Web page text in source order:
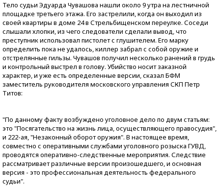
Тело судьи Эдуарда Чувашова нашли около 9 утра на лестничной
площадке третьего этажа. Его застрелили, когда он выходил из
своей квартиры в доме 24 в Стрельбищенском переулке. Соседи
слышали хлопки, из чего следователи сделали вывод, что
преступник использовал пистолет с глушителем. Его марку
определить пока не удалось, киллер забрал с собой оружие и
отстрелянные гильзы. Чувашов получил несколько ранений в грудь
и контрольный выстрел в голову. Убийство носит заказной
характер, и уже есть определенные версии, сказал БФМ
заместитель руководителя московского управления СКП Петр
Титов:
"По данному факту возбуждено уголовное дело по двум статьям:
это "Посягательство на жизнь лица, осуществляющего правосудия",
и 222-ая, "Незаконный оборот оружия". В настоящее время,
совместно с оперативными службами уголовного розыска ГУВД,
проводятся оперативно-следственные мероприятия. Следствие
рассматривает различные версии произошедшего, и основная
версия - это профессиональная деятельность федерального
судьи".